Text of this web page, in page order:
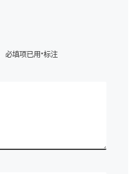
必填项已用*标注